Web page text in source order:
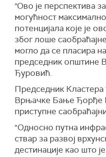
"Ово је перспектива
могућност
потенцијала које је
због лоше
могло да се пласира
председник општине
Ђуровић.
Председник
Врњачке Бање Ђорђе
приступне
"Односно путна
ствар за развој
дестинације као што